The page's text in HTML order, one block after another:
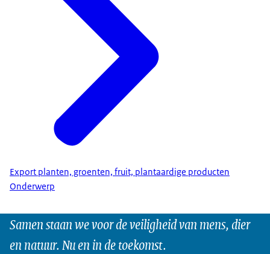
Export planten, groenten, fruit, plantaardige producten
Onderwerp
Samen staan we voor de veiligheid van mens, dier
en natuur. Nu en in de toekomst.